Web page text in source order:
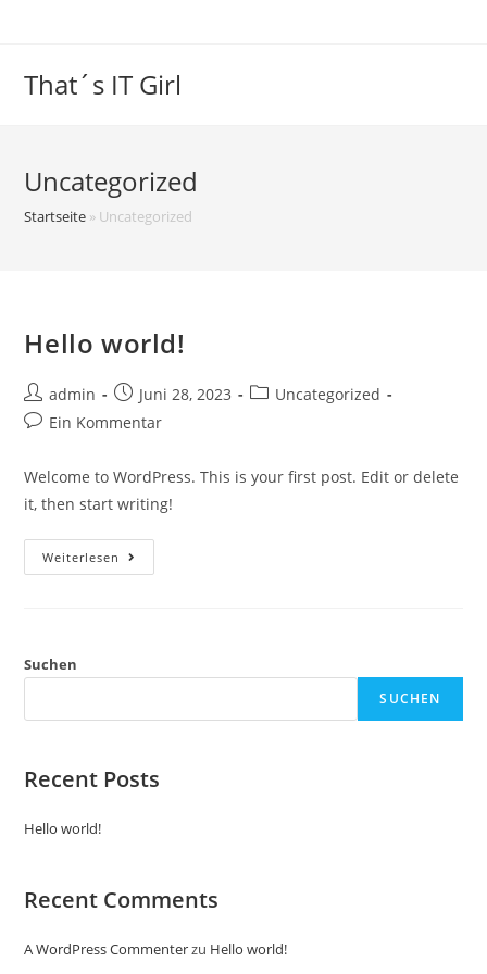
That´s IT Girl
Uncategorized
Startseite » Uncategorized
Hello world!
Beitrags-
Autor:
admin
Beitrag
veröffentlicht:
Juni 28, 2023
Beitrags-
Uncategorized
Beitrags-
Ein Kommentar
Welcome to WordPress. This is your first post. Edit or delete
it, then start writing!
Weiterlesen Hello
World!
Suchen
SUCHEN
Recent Posts
Hello world!
Recent Comments
A WordPress Commenterzu Hello world!